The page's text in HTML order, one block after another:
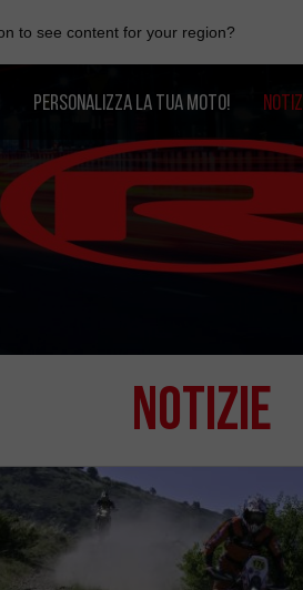
to see content for your region?
PERSONALIZZA LA TUA MOTO!
Notizie